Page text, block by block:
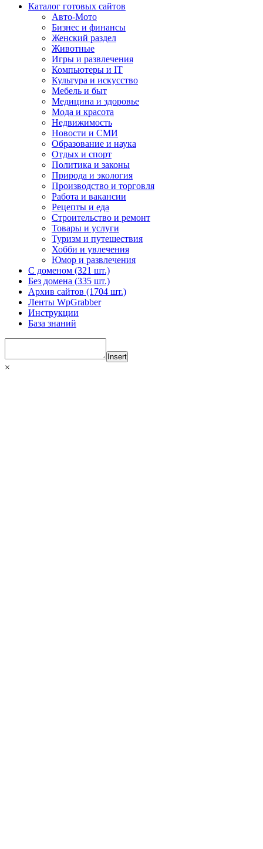
Каталог готовых сайтов
Авто-Мото
Бизнес и финансы
Женский раздел
Животные
Игры и развлечения
Компьютеры и IT
Культура и искусство
Мебель и быт
Медицина и здоровье
Мода и красота
Недвижимость
Новости и СМИ
Образование и наука
Отдых и спорт
Политика и законы
Природа и экология
Производство и торговля
Работа и вакансии
Рецепты и еда
Строительство и ремонт
Товары и услуги
Туризм и путешествия
Хобби и увлечения
Юмор и развлечения
С доменом (321 шт.)
Без домена (335 шт.)
Архив сайтов (1704 шт.)
Ленты WpGrabber
Инструкции
База знаний
Insert
×